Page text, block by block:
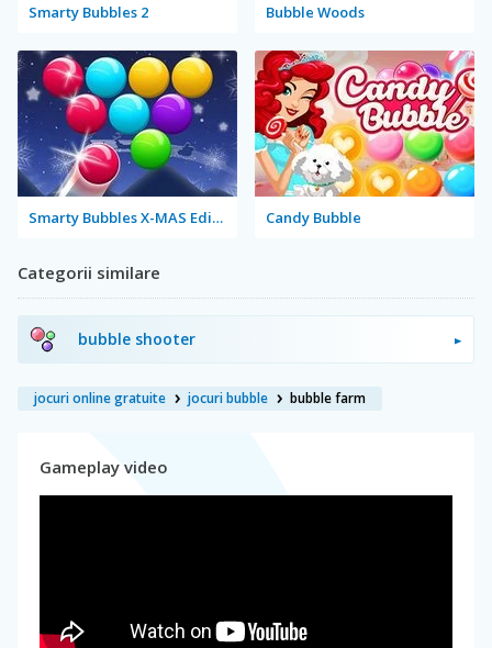
Smarty Bubbles 2 Bubble Woods
Smarty Bubbles X-MAS Edition Candy Bubble
Categorii similare
bubble shooter
jocuri online gratuite jocuri bubble bubble farm
Gameplay video